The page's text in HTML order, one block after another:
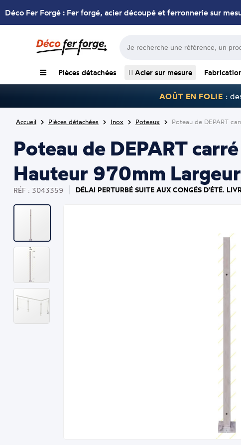
Déco Fer Forgé : Fer forgé, acier découpé et ferronnerie sur
Pièces détachées Acier sur mesure
AOÛT EN FOLIE :
Accueil Pièces détachées Inox Poteaux Poteau de DEPART
Poteau de DEPART
Hauteur 970mm
RÉF : 3043359 DÉLAI PERTURBÉ SUITE AUX CONGÉS D'ÉTÉ.